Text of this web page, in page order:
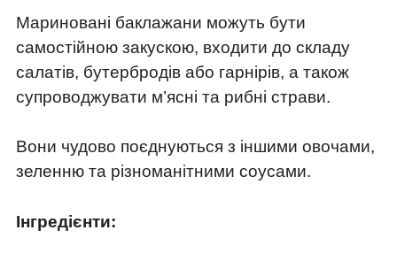
Мариновані баклажани можуть бути
самостійною закускою, входити до складу
салатів, бутербродів або гарнірів, а також
супроводжувати м’ясні та рибні страви.
Вони чудово поєднуються з іншими овочами,
зеленню та різноманітними соусами.
Інгредієнти: